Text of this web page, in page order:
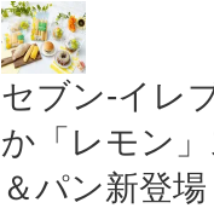
セブン‐イレ
か「レモン
＆パン新登